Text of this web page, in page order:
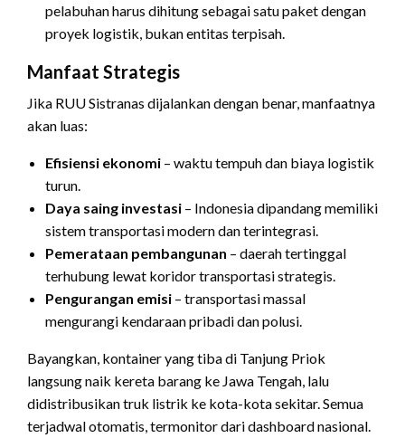
pelabuhan harus dihitung sebagai satu paket dengan
proyek logistik, bukan entitas terpisah.
Manfaat Strategis
Jika RUU Sistranas dijalankan dengan benar, manfaatnya
akan luas:
Efisiensi ekonomi – waktu tempuh dan biaya logistik
turun.
Daya saing investasi – Indonesia dipandang memiliki
sistem transportasi modern dan terintegrasi.
Pemerataan pembangunan – daerah tertinggal
terhubung lewat koridor transportasi strategis.
Pengurangan emisi – transportasi massal
mengurangi kendaraan pribadi dan polusi.
Bayangkan, kontainer yang tiba di Tanjung Priok
langsung naik kereta barang ke Jawa Tengah, lalu
didistribusikan truk listrik ke kota-kota sekitar. Semua
terjadwal otomatis, termonitor dari dashboard nasional.